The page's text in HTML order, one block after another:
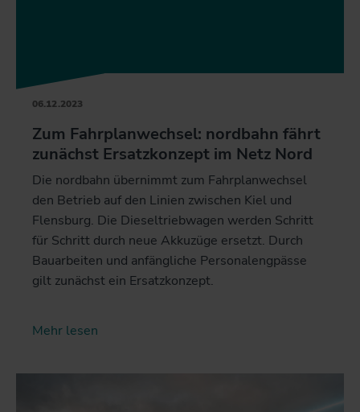
06.12.2023
Zum Fahrplanwechsel: nordbahn fährt
zunächst Ersatzkonzept im Netz Nord
Die nordbahn übernimmt zum Fahrplanwechsel
den Betrieb auf den Linien zwischen Kiel und
Flensburg. Die Dieseltriebwagen werden Schritt
für Schritt durch neue Akkuzüge ersetzt. Durch
Bauarbeiten und anfängliche Personalengpässe
gilt zunächst ein Ersatzkonzept.
Mehr lesen